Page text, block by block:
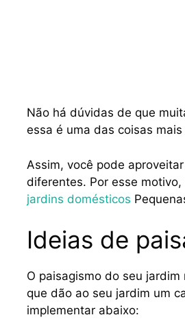
Não há dúvidas de que
essa é uma das coisas
Assim, você pode
diferentes. Por esse
jardins domésticos
Ideias de
O paisagismo do seu
que dão ao seu jardim um
implementar abaixo: